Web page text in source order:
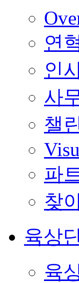
연
인
사
챌
파
찾
육상
육